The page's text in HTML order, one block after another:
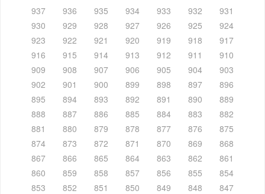
937
936 935 934 933 932
931
930
929 928 927 926 925
924
923
922 921 920 919 918
917
916
915 914 913 912 911
910
909
908 907 906 905 904
903
902
901 900 899 898 897
896
895
894 893 892 891 890
889
888
887 886 885 884 883
882
881
880 879 878 877 876
875
874
873 872 871 870 869
868
867
866 865 864 863 862
861
860
859 858 857 856 855
854
853
852 851 850 849 848
847